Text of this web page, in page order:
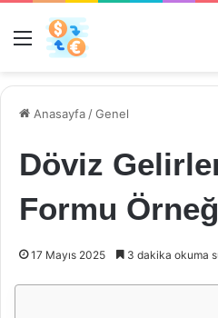
Menü
Anasayfa /Genel
Döviz
Formu
17 Mayıs 2025 3 dakika okuma